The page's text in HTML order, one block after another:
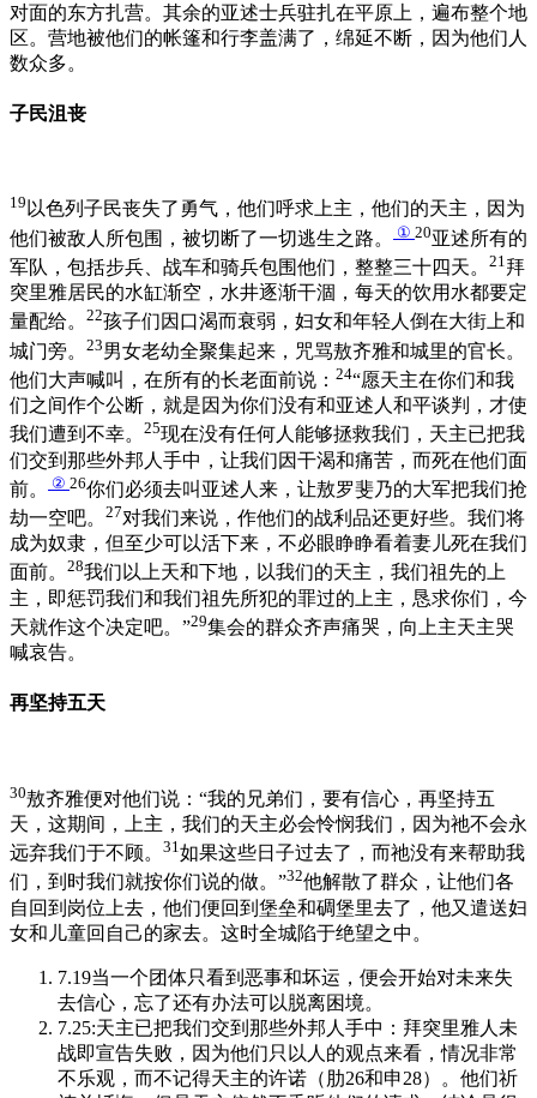
对面的东方扎营。其余的亚述士兵驻扎在平原上，遍布整个地
区。营地被他们的帐篷和行李盖满了，绵延不断，因为他们人
数众多。
子民沮丧
19以色列子民丧失了勇气，他们呼求上主，他们的天主，因为
他们被敌人所包围，被切断了一切逃生之路。
① 20亚述所有的
军队，包括步兵、战车和骑兵包围他们，整整三十四天。 21拜
突里雅居民的水缸渐空，水井逐渐干涸，每天的饮用水都要定
量配给。 22孩子们因口渴而衰弱，妇女和年轻人倒在大街上和
城门旁。 23男女老幼全聚集起来，咒骂敖齐雅和城里的官长。
他们大声喊叫，在所有的长老面前说： 24“愿天主在你们和我
们之间作个公断，就是因为你们没有和亚述人和平谈判，才使
我们遭到不幸。 25现在没有任何人能够拯救我们，天主已把我
们交到那些外邦人手中，让我们因干渴和痛苦，而死在他们面
前。
② 26你们必须去叫亚述人来，让敖罗斐乃的大军把我们抢
劫一空吧。 27对我们来说，作他们的战利品还更好些。我们将
成为奴隶，但至少可以活下来，不必眼睁睁看着妻儿死在我们
面前。 28我们以上天和下地，以我们的天主，我们祖先的上
主，即惩罚我们和我们祖先所犯的罪过的上主，恳求你们，今
天就作这个决定吧。”29集会的群众齐声痛哭，向上主天主哭
喊哀告。
再坚持五天
30敖齐雅便对他们说：“我的兄弟们，要有信心，再坚持五
天，这期间，上主，我们的天主必会怜悯我们，因为祂不会永
远弃我们于不顾。 31 如果这些日子过去了，而祂没有来帮助我
们，到时我们就按你们说的做。”32他解散了群众，让他们各
自回到岗位上去，他们便回到堡垒和碉堡里去了，他又遣送妇
女和儿童回自己的家去。这时全城陷于绝望之中。
7.19当一个团体只看到恶事和坏运，便会开始对未来失
去信心，忘了还有办法可以脱离困境。
7.25:天主已把我们交到那些外邦人手中：拜突里雅人未
战即宣告失败，因为他们只以人的观点来看，情况非常
不乐观，而不记得天主的许诺（肋26和申28）。他们祈